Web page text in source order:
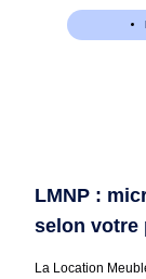
LMNP :
selon votre
La Location